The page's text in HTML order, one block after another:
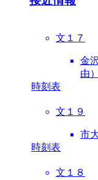
文１７
金
由）
時刻表
文１９
市
時刻表
文１８